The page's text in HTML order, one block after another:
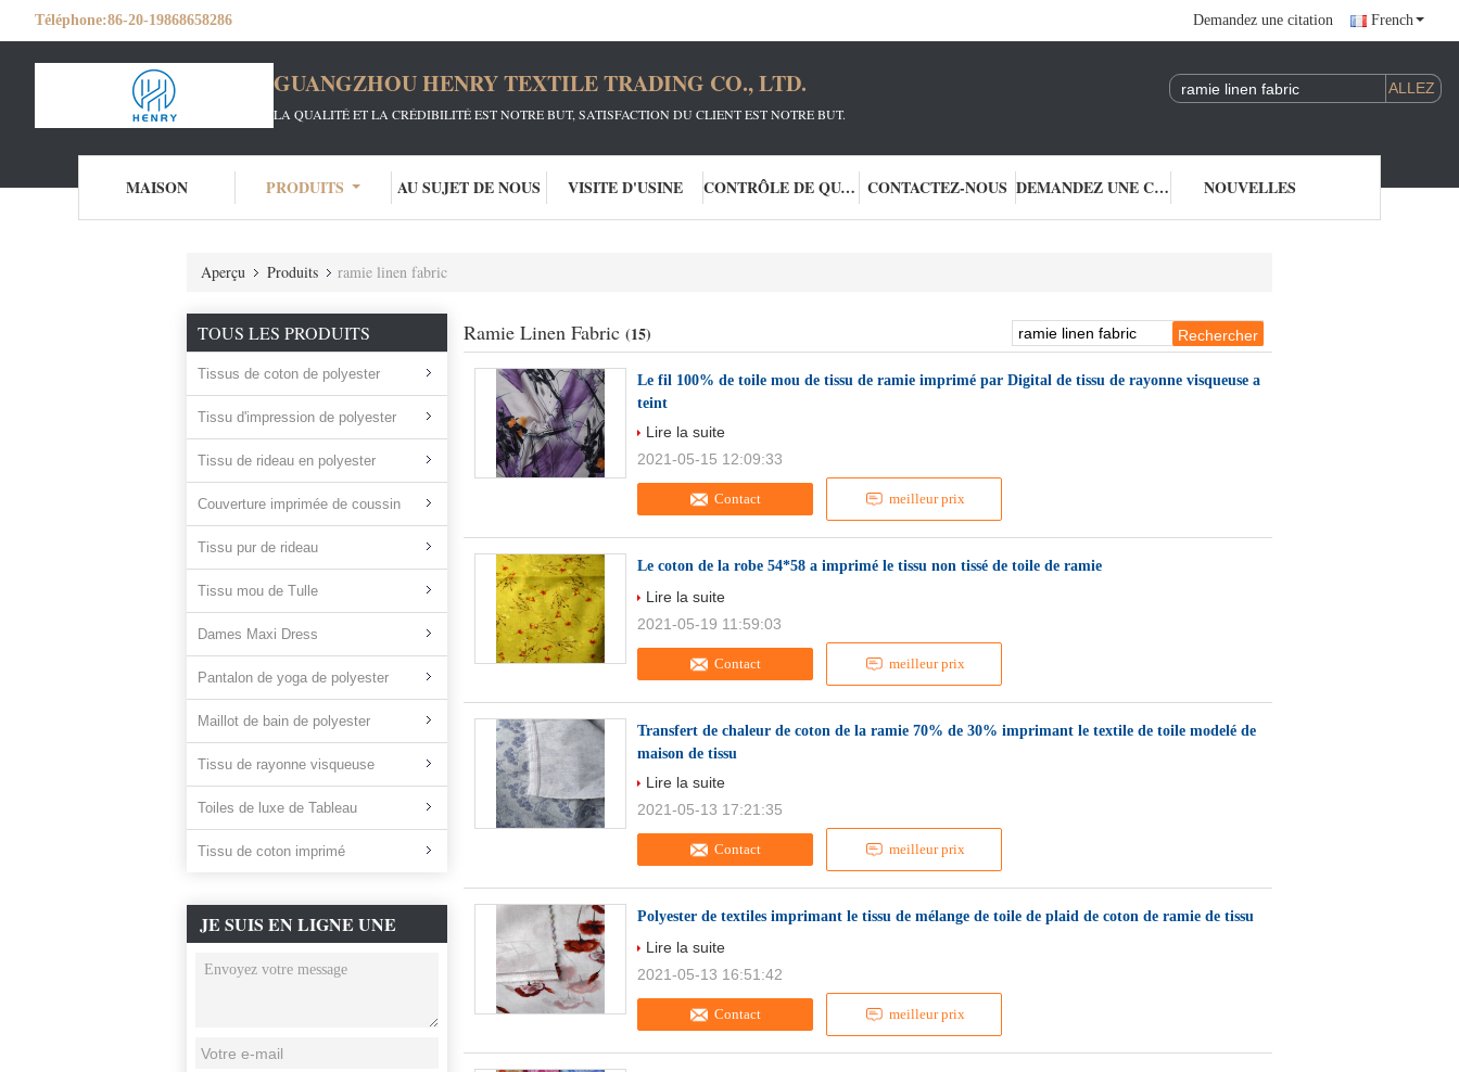
Téléphone:86-20-19868658286 Demandez une citation French
GUANGZHOU HENRY TEXTILE TRADING CO., LTD.
LA QUALITÉ ET LA CRÉDIBILITÉ EST NOTRE BUT, SATISFACTION DU CLIENT EST NOTRE BUT.
MAISON PRODUITS AU SUJET DE NOUS VISITE D'USINE CONTRÔLE DE QUALITÉ CONTACTEZ-NOUS DEMANDEZ UNE CITATION NOUVELLES
Aperçu Produits ramie linen fabric
TOUS LES PRODUITS
Tissus de coton de polyester
Tissu d'impression de polyester
Tissu de rideau en polyester
Couverture imprimée de coussin
Tissu pur de rideau
Tissu mou de Tulle
Dames Maxi Dress
Pantalon de yoga de polyester
Maillot de bain de polyester
Tissu de rayonne visqueuse
Toiles de luxe de Tableau
Tissu de coton imprimé
JE SUIS EN LIGNE UNE
DISCUSSION EN LIGNE
Ramie Linen Fabric (15)
Le fil 100% de toile mou de tissu de ramie imprimé par Digital de tissu de rayonne visqueuse a
teint
Contact meilleur prix
Lire la suite
2021-05-15 12:09:33
Le coton de la robe 54*58 a imprimé le tissu non tissé de toile de ramie
Contact meilleur prix
Lire la suite
2021-05-19 11:59:03
Transfert de chaleur de coton de la ramie 70% de 30% imprimant le textile de toile modelé de
maison de tissu
Contact meilleur prix
Lire la suite
2021-05-13 17:21:35
Polyester de textiles imprimant le tissu de mélange de toile de plaid de coton de ramie de tissu
Contact meilleur prix
Lire la suite
2021-05-13 16:51:42